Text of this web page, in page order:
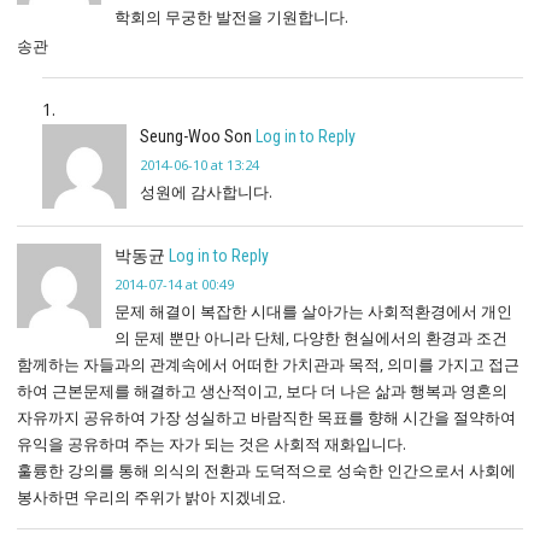
학회의 무궁한 발전을 기원합니다.
송관
Seung-Woo Son Log in to Reply
2014-06-10 at 13:24
성원에 감사합니다.
박동균 Log in to Reply
2014-07-14 at 00:49
문제 해결이 복잡한 시대를 살아가는 사회적환경에서 개인
의 문제 뿐만 아니라 단체, 다양한 현실에서의 환경과 조건
함께하는 자들과의 관계속에서 어떠한 가치관과 목적, 의미를 가지고 접근
하여 근본문제를 해결하고 생산적이고, 보다 더 나은 삶과 행복과 영혼의
자유까지 공유하여 가장 성실하고 바람직한 목표를 향해 시간을 절약하여
유익을 공유하며 주는 자가 되는 것은 사회적 재화입니다.
훌륭한 강의를 통해 의식의 전환과 도덕적으로 성숙한 인간으로서 사회에
봉사하면 우리의 주위가 밝아 지겠네요.